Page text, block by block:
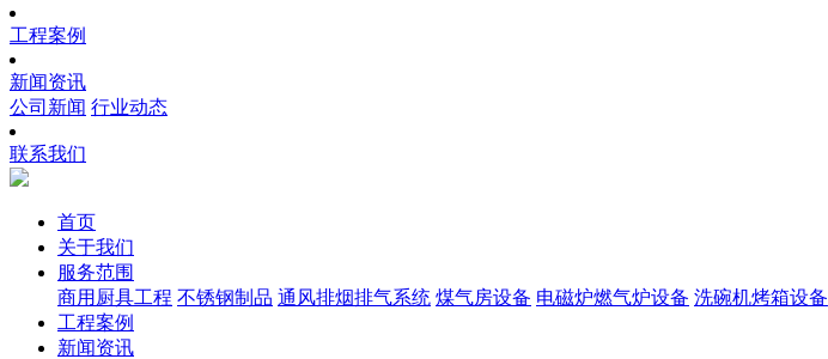
工程案例
新闻资讯
公司新闻 行业动态
联系我们
首页
关于我们
服务范围
商用厨具工程 不锈钢制品 通风排烟排气系统 煤气房设备 电磁炉燃气炉设备 洗碗机烤箱设备
工程案例
新闻资讯